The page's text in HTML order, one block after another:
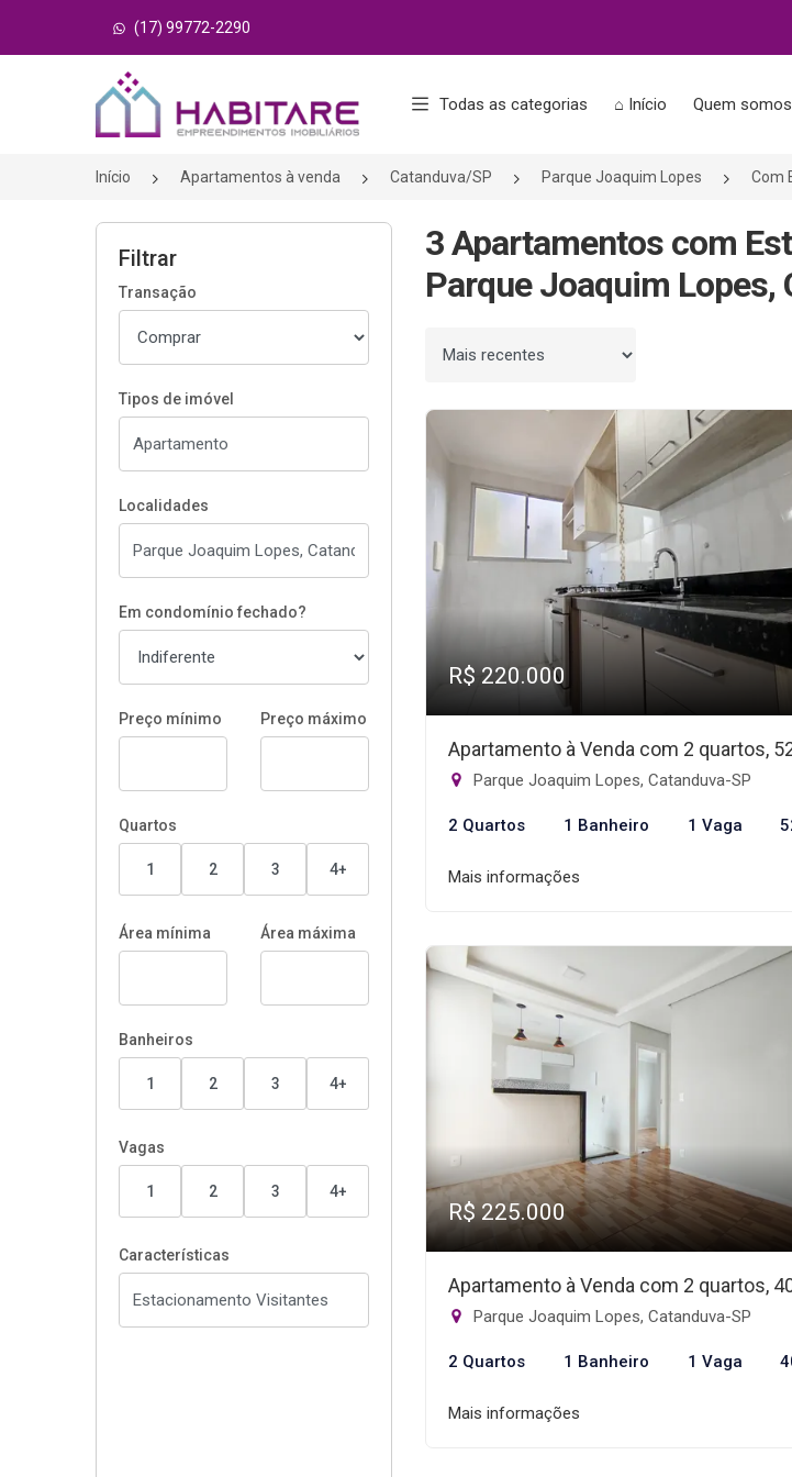
(17) 99772-2290
Página inicial
Todas as categorias ⌂ Início Quem somos
Início Apartamentos à venda Catanduva/SP Parque Joaquim Lopes Com
Filtrar
Transação
Tipos de imóvel
Localidades
Em condomínio fechado?
Preço mínimo Preço máximo
Quartos
1 2 3 4+
Área mínima Área máxima
Banheiros
1 2 3 4+
Vagas
1 2 3 4+
Características
3 Apartamentos com
Parque Joaquim Lopes,
Ordenar por
R$ 220.000
Apartamento à Venda com 2 quartos,
Parque Joaquim Lopes, Catanduva-SP
2 Quartos 1 Banheiro 1 Vaga
Mais informações
R$ 225.000
Apartamento à Venda com 2 quartos,
Parque Joaquim Lopes, Catanduva-SP
2 Quartos 1 Banheiro 1 Vaga
Mais informações